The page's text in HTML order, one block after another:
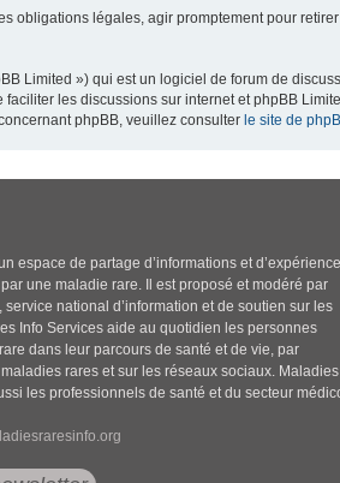
obligations légales, agir promptement pour
Limited ») qui est un logiciel de forum de
les discussions sur internet et phpBB
phpBB, veuillez consulter le site de
espace de partage d’informations et
une maladie rare. Il est proposé et modéré par
national d’information et de soutien sur les
Info Services aide au quotidien les personnes
dans leur parcours de santé et de vie, par
rares et sur les réseaux sociaux. Maladies
les professionnels de santé et du secteur